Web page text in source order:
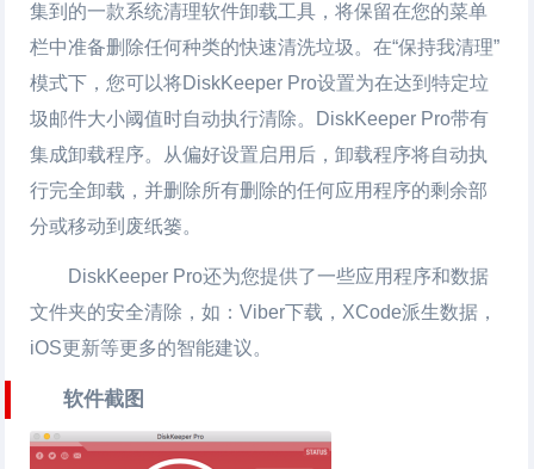
集到的一款系统清理软件卸载工具，将保留在您的菜单
栏中准备删除任何种类的快速清洗垃圾。在“保持我清理”
模式下，您可以将DiskKeeper Pro设置为在达到特定垃
圾邮件大小阈值时自动执行清除。DiskKeeper Pro带有
集成卸载程序。从偏好设置启用后，卸载程序将自动执
行完全卸载，并删除所有删除的任何应用程序的剩余部
分或移动到废纸篓。
DiskKeeper Pro还为您提供了一些应用程序和数据
文件夹的安全清除，如：Viber下载，XCode派生数据，
iOS更新等更多的智能建议。
软件截图